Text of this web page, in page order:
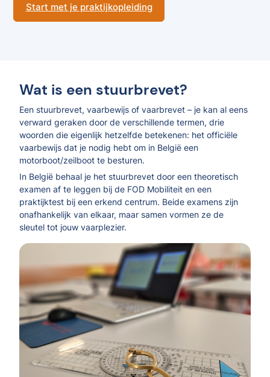
Start met je praktijkopleiding
Wat is een stuurbrevet?
Een stuurbrevet, vaarbewijs of vaarbrevet – je kan al eens
verward geraken door de verschillende termen, drie
woorden die eigenlijk hetzelfde betekenen: het officiële
vaarbewijs dat je nodig hebt om in België een
motorboot/zeilboot te besturen.
In België behaal je het stuurbrevet door een theoretisch
examen af te leggen bij de FOD Mobiliteit en een
praktijktest bij een erkend centrum. Beide examens zijn
onafhankelijk van elkaar, maar samen vormen ze de
sleutel tot jouw vaarplezier.